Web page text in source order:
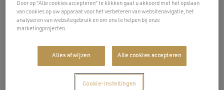
Igneus Finse sauna
Finse binnensauna voor 2 personen.
Canadees hemlock dennenhouten bekleding
Door op “Alle cookies accepteren” te klikken gaat u akkoord met het opslaan
van cookies op uw apparaat voor het verbeteren van websitenavigatie, het
analyseren van websitegebruik en om ons te helpen bij onze
marketingprojecten.
Alles afwijzen Alle cookies accepteren
Cookie-instellingen